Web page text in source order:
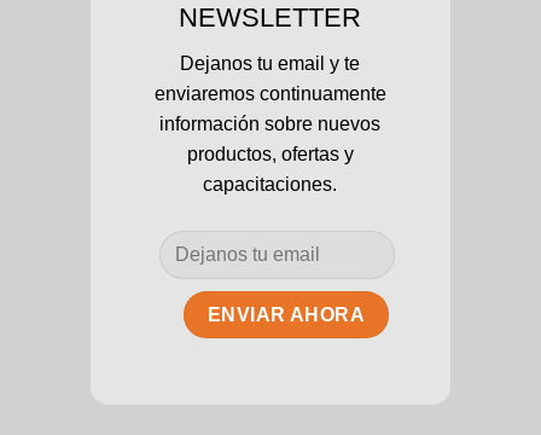
NEWSLETTER
Dejanos tu email y te
enviaremos continuamente
información sobre nuevos
productos, ofertas y
capacitaciones.